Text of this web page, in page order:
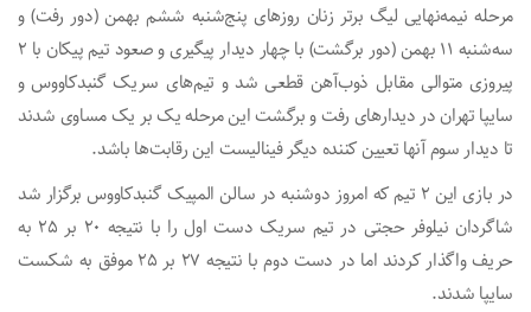
مرحله نیمه‌نهایی لیگ برتر زنان روزهای پنج‌شنبه ششم بهمن (دور رفت) و
سه‌شنبه ۱۱ بهمن (دور برگشت) با چهار دیدار پیگیری و صعود تیم پیکان با ۲
پیروزی متوالی مقابل ذوب‌آهن قطعی شد و تیم‌های سریک گنبدکاووس و
سایپا تهران در دیدارهای رفت و برگشت این مرحله یک بر یک مساوی شدند
تا دیدار سوم آنها تعیین کننده دیگر فینالیست این رقابت‌ها باشد.
در بازی این ۲ تیم که امروز دوشنبه در سالن المپیک گنبدکاووس برگزار شد
شاگردان نیلوفر حجتی در تیم سریک دست اول را با نتیجه ۲۰ بر ۲۵ به
حریف واگذار کردند اما در دست دوم با نتیجه ۲۷ بر ۲۵ موفق به شکست
سایپا شدند.